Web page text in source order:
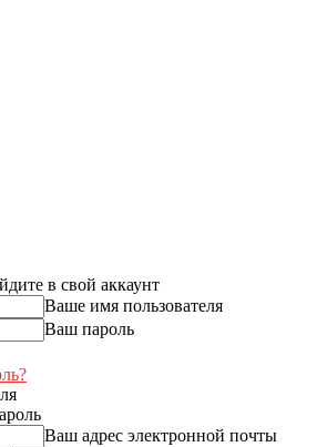
в свой аккаунт
Ваше имя пользователя
Ваш пароль
Ваш адрес электронной почты